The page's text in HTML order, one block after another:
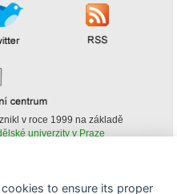
v roce 1999 na základě
univerzity v Praze
AGRIS je možné
to ensure its proper